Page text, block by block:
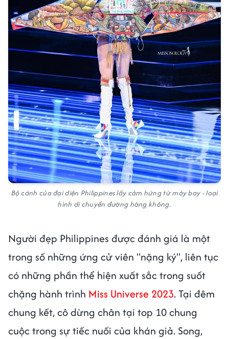
Bộ cánh của đại diện Philippines lấy cảm hứng từ máy bay - loại
hình di chuyển đường hàng không.
Người đẹp Philippines được đánh giá là một
trong số những ứng cử viên "nặng ký", liên tục
có những phần thể hiện xuất sắc trong suốt
chặng hành trình Miss Universe 2023. Tại đêm
chung kết, cô dừng chân tại top 10 chung
cuộc trong sự tiếc nuối của khán giả. Song,